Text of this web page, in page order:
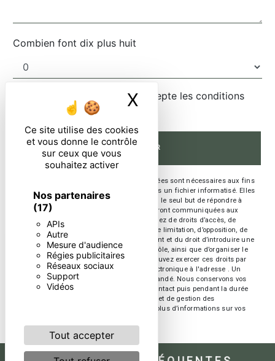
Ce site utilise des cookies
et vous donne le contrôle
sur ceux que vous
souhaitez activer
Nos partenaires
(17)
APIs
Autre
Mesure d'audience
Régies publicitaires
Réseaux sociaux
Support
Vidéos
Tout accepter
X Masquer le
Combien font dix plus huit
En cochant cette case, j'accepte les conditions
particulières ci-dessous **
ENVOYER
** Les données personnelles communiquées sont nécessaires aux fins
de vous contacter et sont enregistrées dans un fichier informatisé. Elles
sont destinées à et ses sous-traitants dans le seul but de répondre à
votre message. Les données collectées seront communiquées aux
seuls destinataires suivants: . Vous disposez de droits d’accès, de
rectification, d’effacement, de portabilité, de limitation, d’opposition, de
retrait de votre consentement à tout moment et du droit d’introduire une
réclamation auprès d’une autorité de contrôle, ainsi que d’organiser le
sort de vos données post-mortem. Vous pouvez exercer ces droits par
voie postale à l'adresse ou par courrier électronique à l'adresse . Un
justificatif d'identité pourra vous être demandé. Nous conservons vos
données pendant la période de prise de contact puis pendant la durée
de prescription légale aux fins probatoires et de gestion des
contentieux. Consultez le site cnil.fr pour plus d’informations sur vos